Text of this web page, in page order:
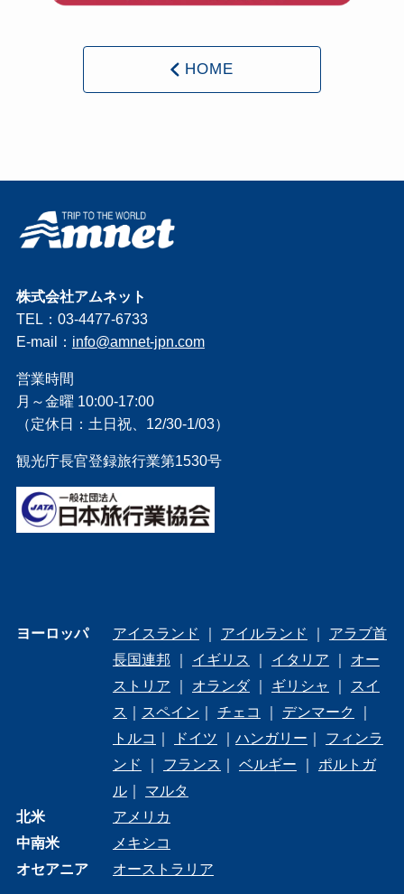
HOME
株式会社アムネット
TEL：03-4477-6733
E-mail： info@amnet-jpn.com
営業時間
月～金曜 10:00-17:00
（定休日：土日祝、12/30-1/03）
観光庁長官登録旅行業第1530号
ヨーロッパ アイスランド ｜ アイルランド ｜ アラブ首
長国連邦 ｜ イギリス ｜ イタリア ｜ オー
ストリア ｜ オランダ｜ ギリシャ ｜
スイ
ス ｜ スペイン ｜ チェコ ｜ デンマーク
｜
トルコ ｜ ドイツ ｜ ハンガリー ｜ フィンラ
ンド
｜ フランス ｜ ベルギー ｜ ポルトガ
ル｜ マルタ
北米
アメリカ
中南米
メキシコ
オセアニア
オーストラリア